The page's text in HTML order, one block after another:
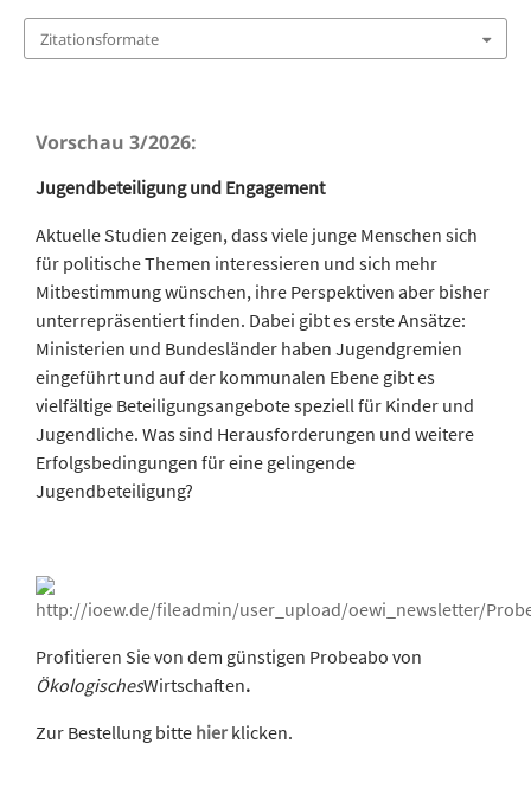
Zitationsformate
Vorschau 3/2026:
Jugendbeteiligung und Engagement
Aktuelle Studien zeigen, dass viele junge Menschen sich
für politische Themen interessieren und sich mehr
Mitbestimmung wünschen, ihre Perspektiven aber bisher
unterrepräsentiert finden. Dabei gibt es erste Ansätze:
Ministerien und Bundesländer haben Jugendgremien
eingeführt und auf der kommunalen Ebene gibt es
vielfältige Beteiligungsangebote speziell für Kinder und
Jugendliche. Was sind Herausforderungen und weitere
Erfolgsbedingungen für eine gelingende
Jugendbeteiligung?
Profitieren Sie von dem günstigen Probeabo von
ÖkologischesWirtschaften.
Zur Bestellung bitte hier klicken.